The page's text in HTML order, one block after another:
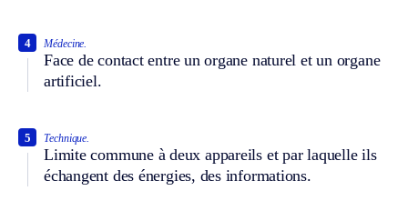
Médecine.
Face de contact entre un organe naturel et un organe
artificiel.
4
Technique.
Limite commune à deux appareils et par laquelle ils
échangent des énergies, des informations.
5